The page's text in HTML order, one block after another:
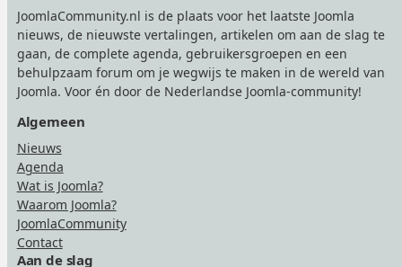
JoomlaCommunity.nl is de plaats voor het laatste Joomla
nieuws, de nieuwste vertalingen, artikelen om aan de slag te
gaan, de complete agenda, gebruikersgroepen en een
behulpzaam forum om je wegwijs te maken in de wereld van
Joomla. Voor én door de Nederlandse Joomla-community!
Algemeen
Nieuws
Agenda
Wat is Joomla?
Waarom Joomla?
JoomlaCommunity
Contact
Aan de slag